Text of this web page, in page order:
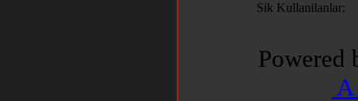
Sik Kullanilanlar:
Powered
A